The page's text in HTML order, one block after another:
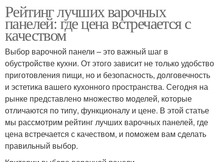
Рейтинг лучших варочных
панелей: где цена встречается с
качеством
Выбор варочной панели – это важный шаг в
обустройстве кухни. От этого зависит не только удобство
приготовления пищи, но и безопасность, долговечность
и эстетика вашего кухонного пространства. Сегодня на
рынке представлено множество моделей, которые
отличаются по типу, функционалу и цене. В этой статье
мы рассмотрим рейтинг лучших варочных панелей, где
цена встречается с качеством, и поможем вам сделать
правильный выбор.